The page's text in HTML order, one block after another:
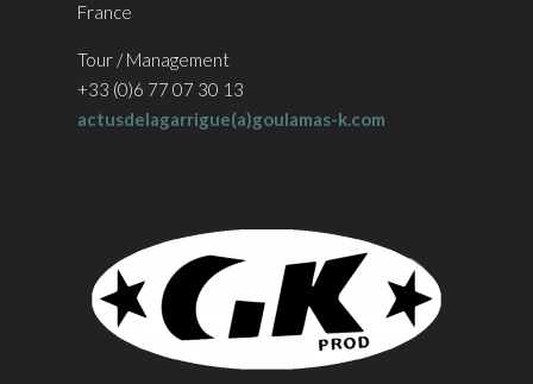
France
Tour / Management
+33 (0)6 77 07 30 13
actusdelagarrigue(a)goulamas-k.com